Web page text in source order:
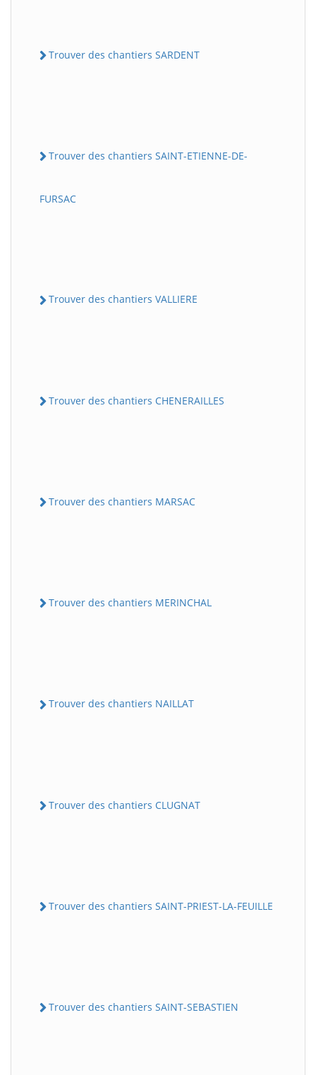
Trouver des chantiers SARDENT
Trouver des chantiers SAINT-ETIENNE-DE-
FURSAC
Trouver des chantiers VALLIERE
Trouver des chantiers CHENERAILLES
Trouver des chantiers MARSAC
Trouver des chantiers MERINCHAL
Trouver des chantiers NAILLAT
Trouver des chantiers CLUGNAT
Trouver des chantiers SAINT-PRIEST-LA-FEUILLE
Trouver des chantiers SAINT-SEBASTIEN